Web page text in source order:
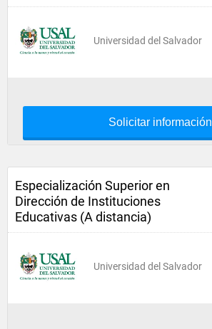
Universidad del Salvador
Solicitar información
Especialización Superior en
Dirección de Instituciones
Educativas (A distancia)
Universidad del Salvador